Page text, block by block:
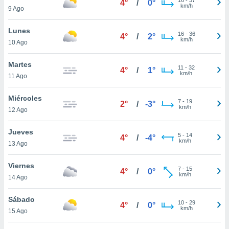
más
nuestra
y
de
disponible
cookies
aceptar
9 Ago
4° / 0°
km/h
Lunes
10 Ago
4° / 2° 16- 36
km/h
Martes
11 Ago
4° / 1° 11 - 32
km/h
Miércoles
12 Ago
2° / -3° 7- 19
km/h
Jueves
13 Ago
4° / -4° 5- 14
km/h
Viernes
14 Ago
4° / 0° 7- 15
km/h
Sábado
15 Ago
4° / 0° 10- 29
km/h